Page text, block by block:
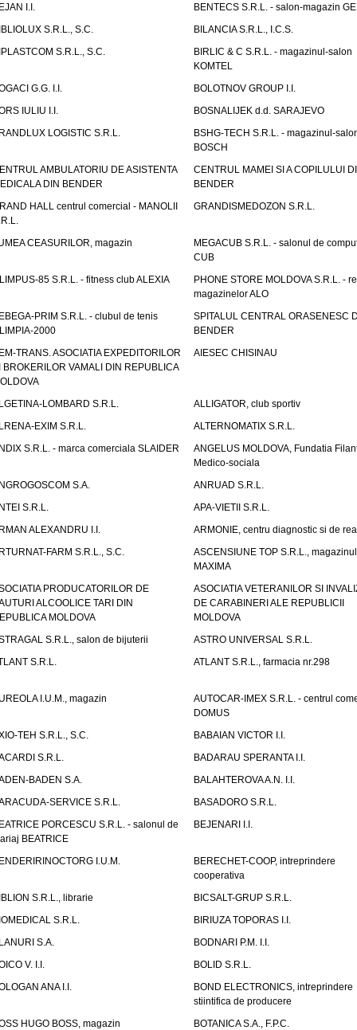
I.I.
BENTECS S.R.L. - salon-magazin
S.R.L., S.C.
BILANCIA S.R.L., I.C.S.
S.R.L., S.C.
BIRLIC & C S.R.L. - magazinul-salon
KOMTEL
G.G. I.I.
BOLOTNOV GROUP I.I.
IULIU I.I.
BOSNALIJEK d.d. SARAJEVO
LOGISTIC S.R.L.
BSHG-TECH S.R.L. - magazinul-
BOSCH
AMBULATORIU DE ASISTENTA
DIN BENDER
CENTRUL MAMEI SI A COPILULUI
BENDER
HALL centrul comercial - MANOLII
GRANDISMEDOZON S.R.L.
CEASURILOR, magazin
MEGACUB S.R.L. - salonul de
CUB
85 S.R.L. - fitness club ALEXIA
PHONE STORE MOLDOVA S.R.L. -
magazinelor ALO
PRIM S.R.L. - clubul de tenis
2000
SPITALUL CENTRAL ORASENESC
BENDER
TRANS. ASOCIATIA EXPEDITORILOR
BROKERILOR VAMALI DIN REPUBLICA
AIESEC CHISINAU
LOMBARD S.R.L.
ALLIGATOR, club sportiv
EXIM S.R.L.
ALTERNOMATIX S.R.L.
S.R.L. - marca comerciala SLAIDER
ANGELUS MOLDOVA, Fundatia
Medico-sociala
S.A.
ANRUAD S.R.L.
S.R.L.
APA-VIETII S.R.L.
ALEXANDRU I.I.
ARMONIE, centru diagnostic si de
FARM S.R.L., S.C.
ASCENSIUNE TOP S.R.L., magazinul
MAXIMA
PRODUCATORILOR DE
ALCOOLICE TARI DIN
MOLDOVA
ASOCIATIA VETERANILOR SI
DE CARABINERI ALE REPUBLICII
MOLDOVA
S.R.L., salon de bijuterii
ASTRO UNIVERSAL S.R.L.
S.R.L.
ATLANT S.R.L., farmacia nr.298
I.U.M., magazin
AUTOCAR-IMEX S.R.L. - centrul
DOMUS
TEH S.R.L., S.C.
BABAIAN VICTOR I.I.
S.R.L.
BADARAU SPERANTA I.I.
BADEN S.A.
BALAHTEROVA A.N. I.I.
SERVICE S.R.L.
BASADORO S.R.L.
PORCESCU S.R.L. - salonul de
BEATRICE
BEJENARI I.I.
I.U.M.
BERECHET-COOP, intreprindere
cooperativa
S.R.L., librarie
BICSALT-GRUP S.R.L.
S.R.L.
BIRIUZA TOPORAS I.I.
S.A.
BODNARI P.M. I.I.
V. I.I.
BOLID S.R.L.
ANA I.I.
BOND ELECTRONICS, intreprindere
stiintifica de producere
HUGO BOSS, magazin
BOTANICA S.A., F.P.C.